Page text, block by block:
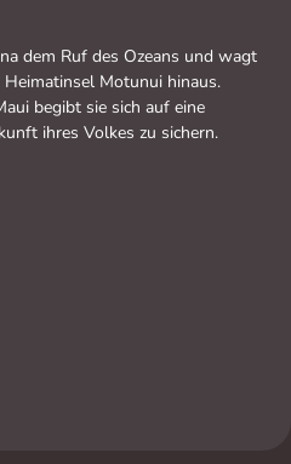
dem Ruf des Ozeans und wagt
Motunui hinaus.
begibt sie sich auf eine
ihres Volkes zu sichern.